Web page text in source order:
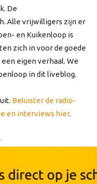
De
Alle vrijwilligers zijn er
en Kuikenloop is
zich in voor de goede
eigen verhaal. We
in dit liveblog.
Beluister de radio-
en interviews hier.